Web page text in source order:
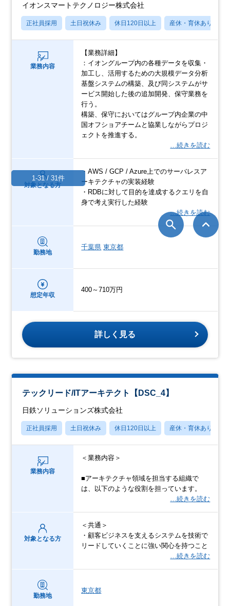
イオンスマートテクノロジー株式会社
正社員採用 土日祝休み 休日120日以上 産休・育休あり
業務内容
【業務詳細】
：イオングループ内の各種データを収集・
加工し、活用するための大規模データ分析
基盤システムの構築、及び同システムがサ
ービス開始した後の追加開発、保守業務を
行う。
構築、保守においてはグループ内企業の中
国オフショアチームと協業しながらプロジ
ェクトを推進する。
…続きを読む
対象となる方
・AWS / GCP / Azure上でのサーバレスア
ーキテクチャの実装経験
・RDBに対して目的を達成するクエリを自
身で考え実行した経験
…続きを読む
勤務地
千葉県 東京都
想定年収
400～710万円
詳しく見る
テックリード/ITアーキテクト【DSC_4】
日鉄ソリューションズ株式会社
正社員採用 土日祝休み 休日120日以上 産休・育休あり
業務内容
＜業務内容＞
■アーキテクチャ領域を担当する組織で
は、以下のような役割を担っています。
…続きを読む
対象となる方
＜共通＞
・顧客ビジネスを支えるシステムを技術で
リードしていくことに強い関心を持つこと
…続きを読む
勤務地
東京都
1-31 / 31件